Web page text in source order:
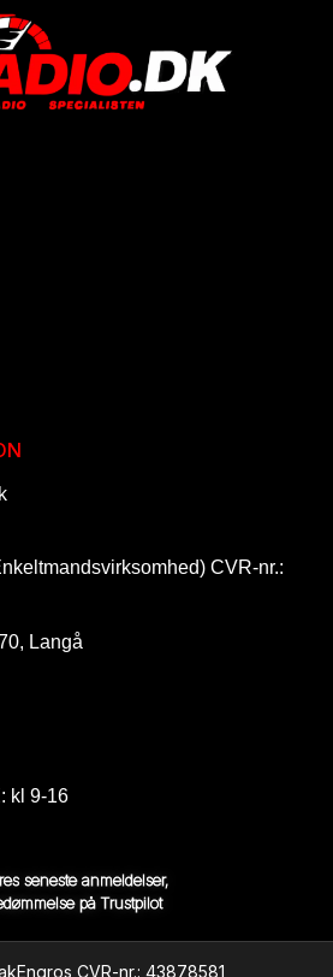
CVR-nr.:
Langå
kl 9-16
seneste anmeldelser,
på Trustpilot
CVR-nr.: 43878581